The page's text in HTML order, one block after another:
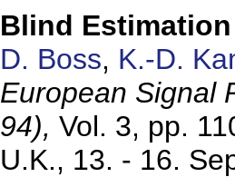
Blind
D. Boss, K.-D.
European Signal
94), Vol. 3, pp.
U.K., 13. - 16.